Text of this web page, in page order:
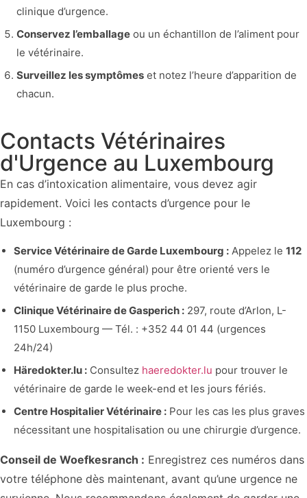
clinique d’urgence.
Conservez l’emballage ou un échantillon de l’aliment pour
le vétérinaire.
Surveillez les symptômes et notez l’heure d’apparition de
chacun.
Contacts Vétérinaires
d'Urgence au Luxembourg
En cas d’intoxication alimentaire, vous devez agir
rapidement. Voici les contacts d’urgence pour le
Luxembourg :
Service Vétérinaire de Garde Luxembourg : Appelez le 112
(numéro d’urgence général) pour être orienté vers le
vétérinaire de garde le plus proche.
Clinique Vétérinaire de Gasperich : 297, route d’Arlon, L-
1150 Luxembourg — Tél. : +352 44 01 44 (urgences
24h/24)
Häredokter.lu : Consultez haeredokter.lu pour trouver le
vétérinaire de garde le week-end et les jours fériés.
Centre Hospitalier Vétérinaire : Pour les cas les plus graves
nécessitant une hospitalisation ou une chirurgie d’urgence.
Conseil de Woefkesranch : Enregistrez ces numéros dans
votre téléphone dès maintenant, avant qu’une urgence ne